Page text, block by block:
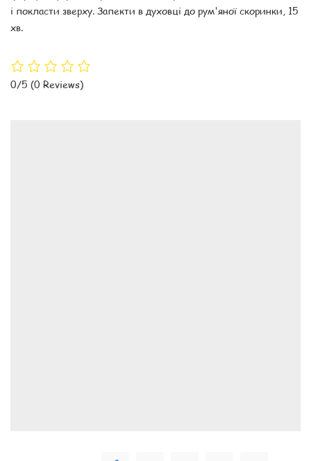
і покласти зверху. Запекти в духовці до рум'яної скоринки, 15
хв.
0/5 (0 Reviews)